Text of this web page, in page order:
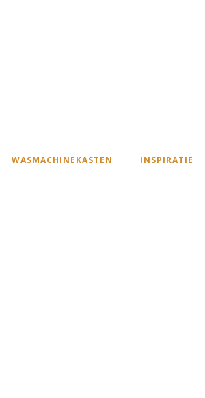
WASMACHINEKASTEN INSPIRATIE